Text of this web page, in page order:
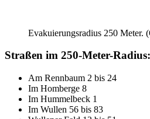
Evakuierungsradius 250 Meter.
Straßen im 250-Meter-Radius:
Am Rennbaum 2 bis 24
Im Homberge 8
Im Hummelbeck 1
Im Wullen 56 bis 83